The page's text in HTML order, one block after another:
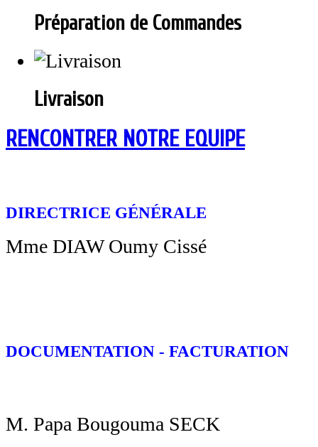
Préparation de Commandes
Livraison
RENCONTRER NOTRE EQUIPE
DIRECTRICE GÉNÉRALE
Mme DIAW Oumy Cissé
DOCUMENTATION - FACTURATION
M. Papa Bougouma SECK